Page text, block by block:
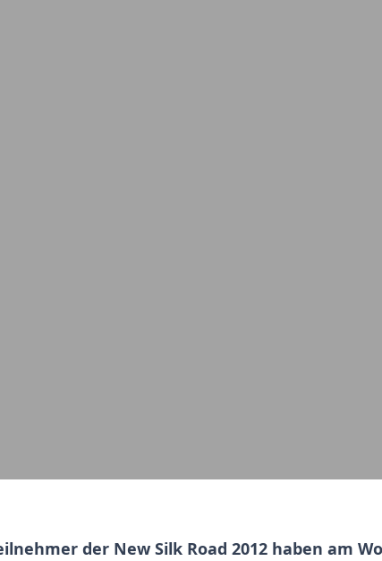
der New Silk Road 2012 haben am